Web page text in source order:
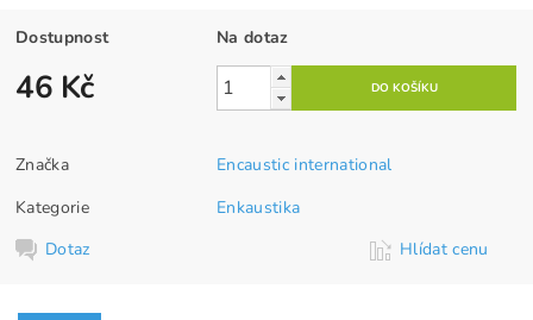
Dostupnost Na dotaz
46 Kč
Značka
Encaustic international
Kategorie
Enkaustika
Dotaz
Hlídat cenu